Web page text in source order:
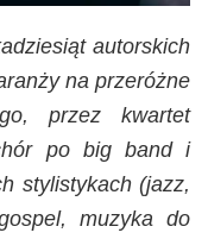
autorskich
na przeróżne
przez kwartet
po big band i
stylistykach (jazz,
muzyka do